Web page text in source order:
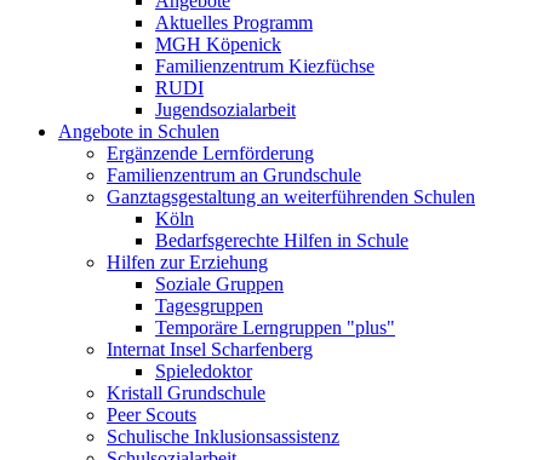
Aktuelles Programm
MGH Köpenick
Familienzentrum Kiezfüchse
RUDI
Jugendsozialarbeit
Angebote in Schulen
Ergänzende Lernförderung
Familienzentrum an Grundschule
Ganztagsgestaltung an weiterführenden Schulen
Köln
Bedarfsgerechte Hilfen in Schule
Hilfen zur Erziehung
Soziale Gruppen
Tagesgruppen
Temporäre Lerngruppen "plus"
Internat Insel Scharfenberg
Spieledoktor
Kristall Grundschule
Peer Scouts
Schulische Inklusionsassistenz